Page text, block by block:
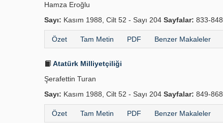
Hamza Eroğlu
Sayı: Kasım 1988, Cilt 52 - Sayı 204 Sayfalar: 833-848
Özet Tam Metin PDF Benzer Makaleler
Atatürk Milliyetçiliği
Şerafettin Turan
Sayı: Kasım 1988, Cilt 52 - Sayı 204 Sayfalar: 849-868
Özet Tam Metin PDF Benzer Makaleler